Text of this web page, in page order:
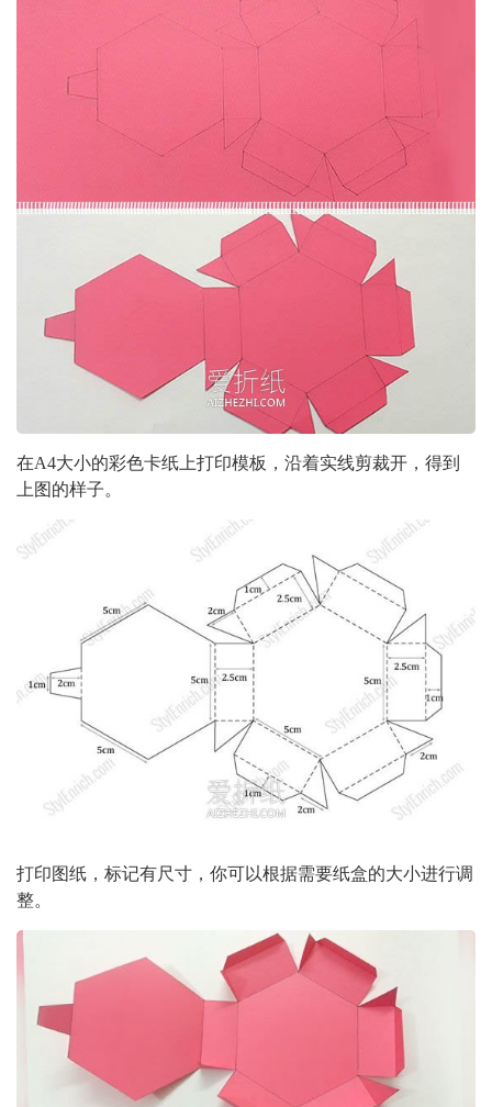
在A4大小的彩色卡纸上打印模板，沿着实线剪裁开，得到
上图的样子。
打印图纸，标记有尺寸，你可以根据需要纸盒的大小进行调
整。